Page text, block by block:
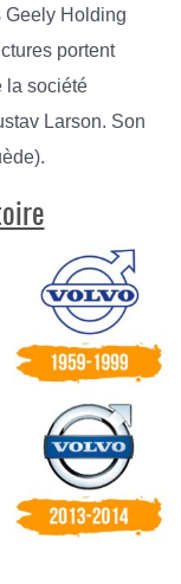
Geely Holding
portent
la société
Larson. Son